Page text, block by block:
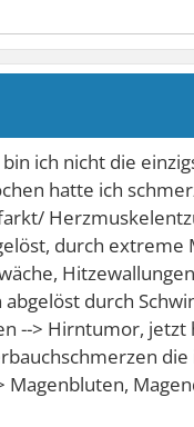
ich nicht die
hatte ich
durch extreme
durch
--> Hirntumor, jetzt
Magenbluten,